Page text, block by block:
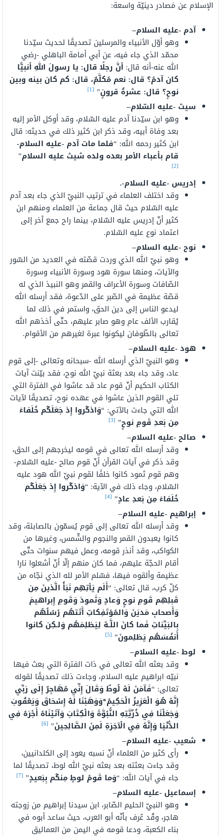
الإسلام عن مَصادر دينيّة واسعة:
آدم -عليه السلام–
وهو أوّل الأنبياء والمرسلين تصديقًا لحديث سيّدنا
محمّد الذي جاء فيه، عن أبي أمامة الباهلي -رضي
الله عنه-أنه قال: أنَّ رجلًا قال: يا رسولَ اللهِ أنبيًّا
كان آدمُ؟ قال: نعم مُكلَّمٌ، قال: كم كان بينه وبين
نوحٍ؟ قال: عشرةُ قرونٍ”
[1]
سيث -عليه السّلام–
وهو ابن سيّدنا آدم عليه السّلام، وقد أوكل الأمر إليه
بعد وفاة أبيه، وقد ذكر ابن كثير ذلك في حديثه: قال
ابن كثير رحمه الله: “فلما مات آدم -عليه السلام-
قام بأعباء الأمر بعده ولده شيث عليه السلام”
[2]
إدريس -عليه السلام-.
وقد اختلف العلماء في ترتيب النبيّ الذي جاء بعد آدم
عليه السّلام حيث قال جماعة من العلماء ومنهم ابن
كثير أنّ إدريس عليه السّلام، بينما راح جمع آخر إلى
اعتماد نوع عليه السّلام.
نوح -عليه السلام–
وهو نبيّ الله الذي وردت قصّته في العديد من السّور
والآيات، ومنها سورة هود وسورة الأنبياء وسورة
الصّافات وسورة الأعراف والقمر وهو النبيذ الذي له
قصّة عظيمة في الصّبر على الدّعوة، فقد أرسله الله
ليدعو الناس إلى دين الحق، واستمر في ذلك لما
يُقارب الألف عام وهو صابر عليهم، حتّى أخذهم الله
تعالى بالطّوفان ليكونوا عبرة لغيرهم من الأقوام.
هود -عليه السلام–
وهو النبيّ الذي أرسله الله -سبحانه وتعالى -إلى قوم
عاد، وقد جاء بعد بعثة نبيّ الله نوح، فقد بيّنت آيات
الكتاب الحكيم أنّ قوم عاد قد عاشوا في الفترة التي
تلي القوم الذين عاشوا في عهده نوح، تصديقًا لآيات
الله التي جاءت بالآتي: “وَاذكُروا إِذ جَعَلَكُم خُلَفاءَ
مِن بَعدِ قَومِ نوحٍ”
[3]
صالح -عليه السلام–
وقد أرسله الله تعالى في قومه ليخرجهم إلى الحق،
وقد ذكر في آيات القرآن أنّ قوم صالح -عليه السّلام-
وهم قوم ثمود كانوا خلفًا لقوم نبيّ الله هود عليه
السّلام، وجاء ذلك في الآية: “وَاذكُروا إِذ جَعَلَكُم
خُلَفاءَ مِن بَعدِ عادٍ”
[4]
إبراهيم -عليه السلام–
وقد أرسله الله تعالى إلى قوم يُسمّون بالصابئة، وقد
كانوا يعبدون القمر والنجوم والشّمس، وغيرها من
الكواكب، وقد أنذر قومه، وعمل فيهم سنوات حتّى
أقام الحجّة عليهم، فما كان منهم إلّا أنّ أشعلوا نارا
عظيمة وألقوه فيها، فسّلم الأمر لله الذي نجّاه من
كلّ كرب، قال تعالى: “أَلَم يَأتِهِم نَبَأُ الَّذينَ مِن
قَبلِهِم قَومِ نوحٍ وَعادٍ وَثَمودَ وَقَومِ إِبراهيمَ
وَأَصحابِ مَديَنَ وَالمُؤتَفِكاتِ أَتَتهُم رُسُلُهُم
بِالبَيِّناتِ فَما كانَ اللَّـهُ لِيَظلِمَهُم وَلـكِن كانوا
أَنفُسَهُم يَظلِمونَ”
[5]
لوط -عليه السلام–
وقد بعثه الله تعالى في ذات الفترة التي بعث فيها
نبيّه ابراهيم عليه السلام، وجاءت ذلك تصديقًا لقوله
تعالى: “فَآمَنَ لَهُ لُوطٌ وَقَالَ إِنِّي مُهَاجِرٌ إِلَى رَبِّي
إِنَّهُ هُوَ الْعَزِيزُ الْحَكِيمُ*وَوَهَبْنَا لَهُ إِسْحَاقَ وَيَعْقُوبَ
وَجَعَلْنَا فِي ذُرِّيَّتِهِ النُّبُوَّةَ وَالْكِتَابَ وَآتَيْنَاهُ أَجْرَهُ فِي
الدُّنْيَا وَإِنَّهُ فِي الْآخِرَةِ لَمِنَ الصَّالِحِينَ”
[6]
شعيب -عليه السلام–
رأى كثير من العلماء أنّ نسبه يعود إلى الكلدانيين،
وقد جاءت بعثته بعد بعثه نبيّ الله لوط، تصديقًا لما
جاء في آيات الله: “وَما قَومُ لوطٍ مِنكُم بِبَعيدٍ”
[7]
إسماعيل -عليه السلام–
وهو النبيّ الحليم الصّابر، ابن سيدنا إبراهيم من زوجته
هاجر، وقُد عُرف بأنّه أبو العرب، حيث ساعد أبوه في
بناء الكعبة، ودعا قومه في اليمن من العماليق